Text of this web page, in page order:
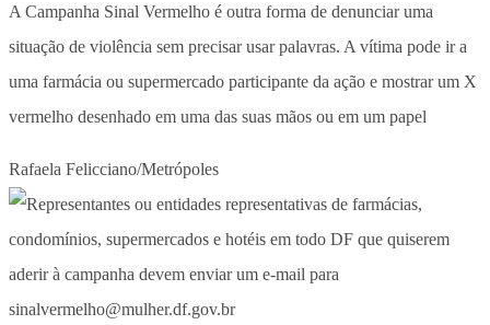
A Campanha Sinal Vermelho é outra forma de denunciar uma
situação de violência sem precisar usar palavras. A vítima pode ir a
uma farmácia ou supermercado participante da ação e mostrar um X
vermelho desenhado em uma das suas mãos ou em um papel
Rafaela Felicciano/Metrópoles